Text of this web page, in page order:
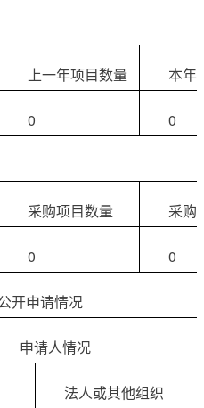
上一年项目数量 本年
0 0
采购项目数量 采购
0 0
开申请情况
申请人情况
法人或其他组织